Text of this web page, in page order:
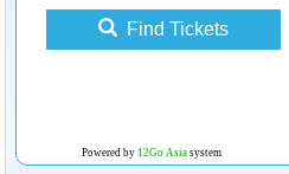
Find Tickets
Powered by 12Go Asiasystem